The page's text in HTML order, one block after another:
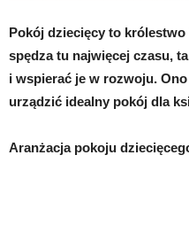
Pokój dziecięcy to
spędza tu najwięcej czasu,
i wspierać je w rozwoju.
urządzić idealny pokój dla
Aranżacja pokoju